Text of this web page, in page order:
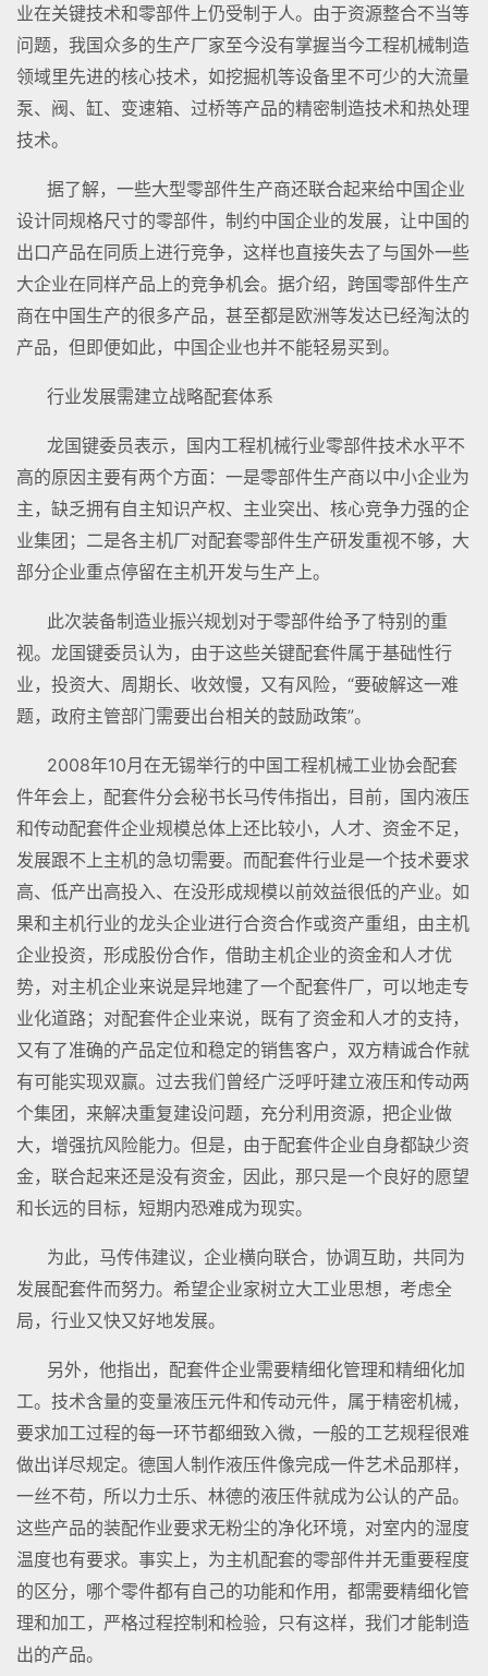
业在关键技术和零部件上仍受制于人。由于资源整合不当等
问题，我国众多的生产厂家至今没有掌握当今工程机械制造
领域里先进的核心技术，如挖掘机等设备里不可少的大流量
泵、阀、缸、变速箱、过桥等产品的精密制造技术和热处理
技术。
据了解，一些大型零部件生产商还联合起来给中国企业
设计同规格尺寸的零部件，制约中国企业的发展，让中国的
出口产品在同质上进行竞争，这样也直接失去了与国外一些
大企业在同样产品上的竞争机会。据介绍，跨国零部件生产
商在中国生产的很多产品，甚至都是欧洲等发达已经淘汰的
产品，但即便如此，中国企业也并不能轻易买到。
行业发展需建立战略配套体系
龙国键委员表示，国内工程机械行业零部件技术水平不
高的原因主要有两个方面：一是零部件生产商以中小企业为
主，缺乏拥有自主知识产权、主业突出、核心竞争力强的企
业集团；二是各主机厂对配套零部件生产研发重视不够，大
部分企业重点停留在主机开发与生产上。
此次装备制造业振兴规划对于零部件给予了特别的重
视。龙国键委员认为，由于这些关键配套件属于基础性行
业，投资大、周期长、收效慢，又有风险，“要破解这一难
题，政府主管部门需要出台相关的鼓励政策”。
2008年10月在无锡举行的中国工程机械工业协会配套
件年会上，配套件分会秘书长马传伟指出，目前，国内液压
和传动配套件企业规模总体上还比较小，人才、资金不足，
发展跟不上主机的急切需要。而配套件行业是一个技术要求
高、低产出高投入、在没形成规模以前效益很低的产业。如
果和主机行业的龙头企业进行合资合作或资产重组，由主机
企业投资，形成股份合作，借助主机企业的资金和人才优
势，对主机企业来说是异地建了一个配套件厂，可以地走专
业化道路；对配套件企业来说，既有了资金和人才的支持，
又有了准确的产品定位和稳定的销售客户，双方精诚合作就
有可能实现双赢。过去我们曾经广泛呼吁建立液压和传动两
个集团，来解决重复建设问题，充分利用资源，把企业做
大，增强抗风险能力。但是，由于配套件企业自身都缺少资
金，联合起来还是没有资金，因此，那只是一个良好的愿望
和长远的目标，短期内恐难成为现实。
为此，马传伟建议，企业横向联合，协调互助，共同为
发展配套件而努力。希望企业家树立大工业思想，考虑全
局，行业又快又好地发展。
另外，他指出，配套件企业需要精细化管理和精细化加
工。技术含量的变量液压元件和传动元件，属于精密机械，
要求加工过程的每一环节都细致入微，一般的工艺规程很难
做出详尽规定。德国人制作液压件像完成一件艺术品那样，
一丝不苟，所以力士乐、林德的液压件就成为公认的产品。
这些产品的装配作业要求无粉尘的净化环境，对室内的湿度
温度也有要求。事实上，为主机配套的零部件并无重要程度
的区分，哪个零件都有自己的功能和作用，都需要精细化管
理和加工，严格过程控制和检验，只有这样，我们才能制造
出的产品。